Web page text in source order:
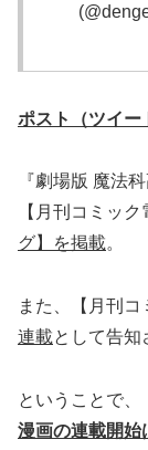
ポスト（ツイー
『劇場版 魔法
【月刊コミッ
グ】を掲載。
また、【月刊
連載として告知
ということで、
漫画の連載開始